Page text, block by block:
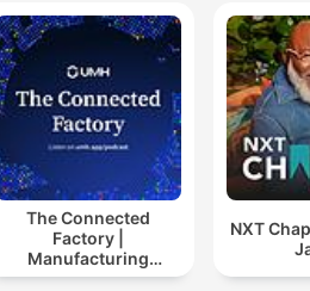
The Connected
Factory |
Manufacturing
Industry Podcast
NXT